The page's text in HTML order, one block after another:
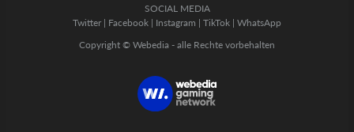
SOCIAL MEDIA
Twitter | Facebook | Instagram | TikTok | WhatsApp
Copyright © Webedia - alle Rechte vorbehalten